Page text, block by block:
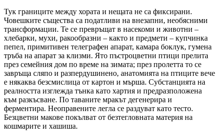
Тук границите между хората и нещата не са фиксирани.
Човешките същества са податливи на внезапни, необясними
трансформации. Те се превръщат в насекоми и животни –
хлебарки, мухи, ракообразни – както и предмети – купчинка
пепел, примитивен телеграфен апарат, камара боклук, гумена
тръба на апарат за клизми. Ято пъстроцветни птици прелита
през семейния дом по време на зимата; през пролетта то се
завръща сляпо и разпердушинено, анатомията на птиците вече
е някаква безсмислица от картон и мърша. Субстанцията на
реалността изглежда тънка като хартия и предразположена
към разкъсване. По таваните мракът дегенерира и
ферментира. Неоправените легла се раздуват като тесто.
Безцветни макове покълват от безтегловната материя на
кошмарите и хашиша.